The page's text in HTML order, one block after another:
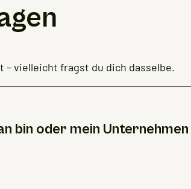
– vielleicht fragst du dich dasselbe.
bin oder mein Unternehmen